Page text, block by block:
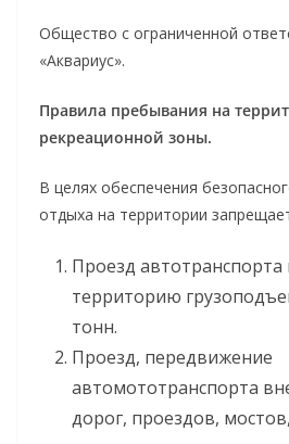
Общество с ограниченной
«Аквариус».
Правила пребывания на
рекреационной зоны.
В целях обеспечения
отдыха на территории
Проезд
территорию
тонн.
Проезд, передвижение
автомототранспорта
дорог, проездов,